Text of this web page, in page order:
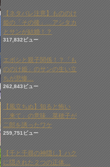
【ネタバレ注意】もののけ
姫の「その後」…アシタカ
とサンが結婚！？
317,832ビュー
エボシと親子関係！？「も
ののけ姫」のサンの生い立
ちが悲惨…
262,843ビュー
【風立ちぬ】知ると怖い
「来て」の意味…菜穂子が
二郎を誘ったワケ
259,751ビュー
【千と千尋の神隠し】ハク
に隠された２つの正体…